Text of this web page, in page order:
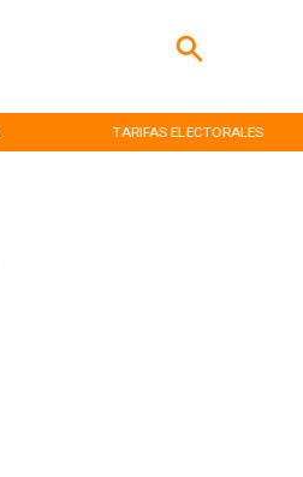
TARIFAS ELECTORALES